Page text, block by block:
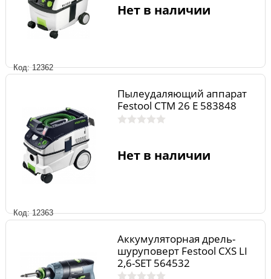
Код: 12362
Нет в наличии
Код: 12363
Пылеудаляющий аппарат
Festool CTM 26 E 583848
Нет в наличии
Аккумуляторная дрель-
шуруповерт Festool CXS LI
2,6-SET 564532